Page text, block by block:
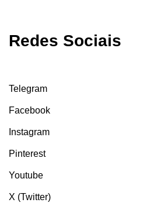
Redes Sociais
Telegram
Facebook
Instagram
Pinterest
Youtube
X (Twitter)